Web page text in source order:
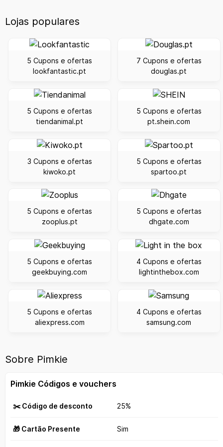
Lojas populares
5 Cupons e ofertas
lookfantastic.pt
7 Cupons e ofertas
douglas.pt
5 Cupons e ofertas
tiendanimal.pt
5 Cupons e ofertas
pt.shein.com
3 Cupons e ofertas
kiwoko.pt
5 Cupons e ofertas
spartoo.pt
5 Cupons e ofertas
zooplus.pt
5 Cupons e ofertas
dhgate.com
5 Cupons e ofertas
geekbuying.com
4 Cupons e ofertas
lightinthebox.com
5 Cupons e ofertas
aliexpress.com
4 Cupons e ofertas
samsung.com
Sobre Pimkie
Pimkie Códigos e vouchers
✂️ Código de desconto 25%
🎁 Cartão Presente Sim